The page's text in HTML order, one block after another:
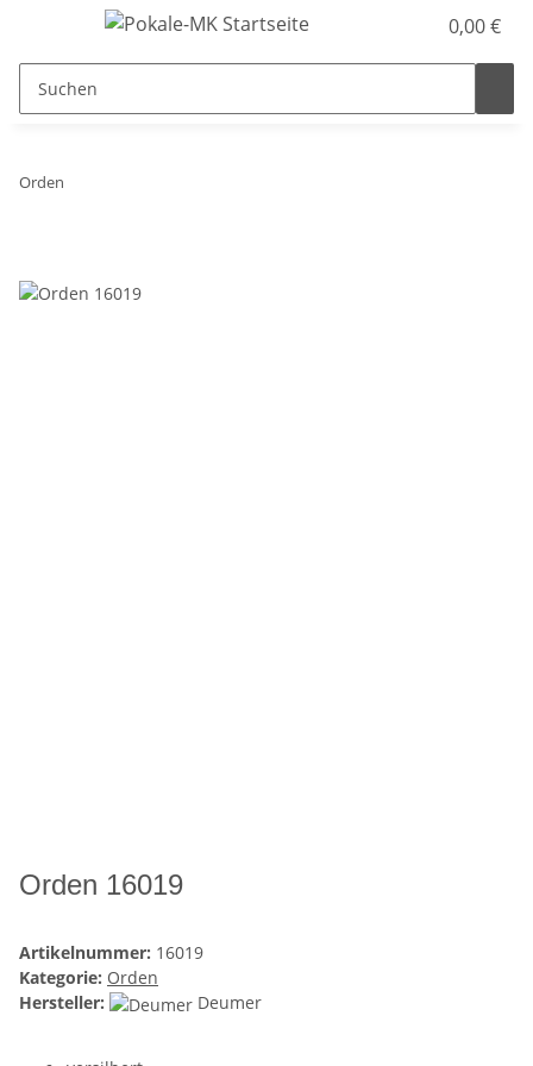
0,00 €
Orden
Orden 16019
Artikelnummer: 16019
Kategorie: Orden
Hersteller:
Deumer